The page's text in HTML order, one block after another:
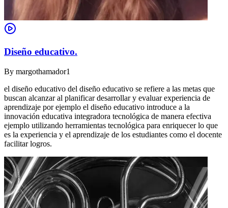
Diseño educativo.
By margothamador1
el diseño educativo del diseño educativo se refiere a las metas que
buscan alcanzar al planificar desarrollar y evaluar experiencia de
aprendizaje por ejemplo el diseño educativo introduce a la
innovación educativa integradora tecnológica de manera efectiva
ejemplo utilizando herramientas tecnológica para enriquecer lo que
es la experiencia y el aprendizaje de los estudiantes como el docente
facilitar logros.